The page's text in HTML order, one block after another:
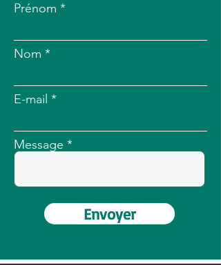
Prénom
Nom
E-mail
Message
Envoyer